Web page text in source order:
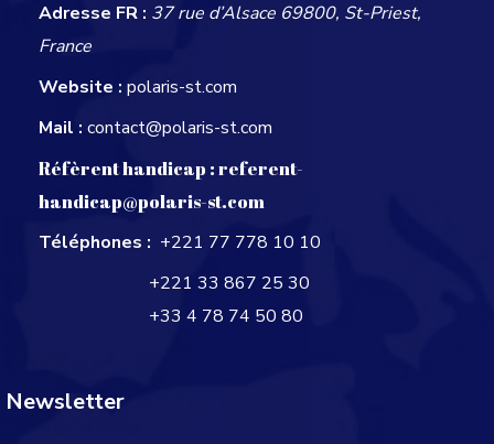
Adresse FR : 37 rue d’Alsace 69800, St-Priest,
France
Website : polaris-st.com
Mail : contact@polaris-st.com
Réfèrent handicap :referent-
handicap@polaris-st.com
Téléphones : +221 77 778 10 10
+221 33 867 25 30
+33 4 78 74 50 80
Newsletter